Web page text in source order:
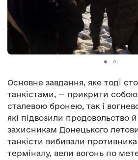
Основне завдання, яке тоді
танкістами, — прикрити
сталевою бронею, так і
які підвозили продовольство
захисникам Донецького
танкісти вибивали противника
терміналу, вели вогонь по